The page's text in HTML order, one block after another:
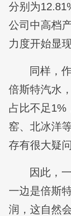
分别为
公司中高档
力度开始显
同样，
倍斯特汽水
占比不足1%
窑、北冰洋
存有很大疑问
因此，
一边是倍斯
润，这自然